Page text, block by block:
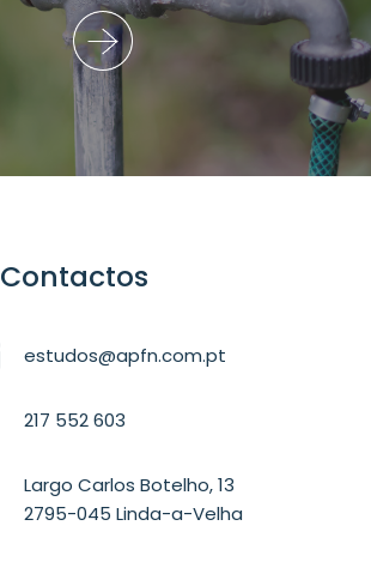
Contactos
estudos@apfn.com.pt
217 552 603
Largo Carlos Botelho, 13
2795-045 Linda-a-Velha